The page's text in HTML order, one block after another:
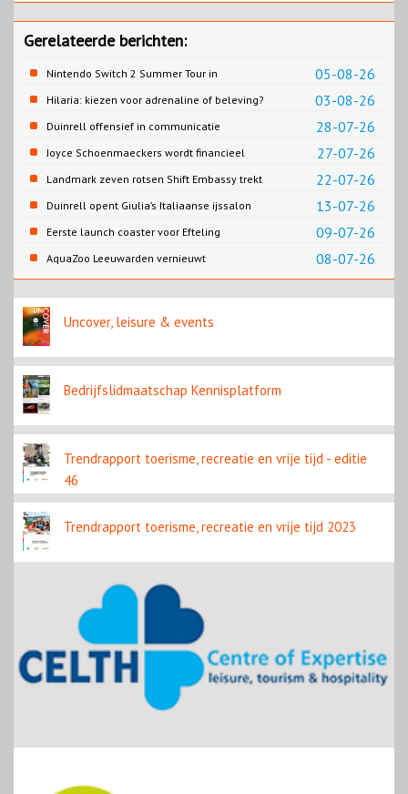
Gerelateerde berichten:
05-08-26
Nintendo Switch 2 Summer Tour in
Slagharen
03-08-26
Hilaria: kiezen voor adrenaline of beleving?
28-07-26
Duinrell offensief in communicatie
27-07-26
Joyce Schoenmaeckers wordt financieel
directeur Efteling
22-07-26
Landmark zeven rotsen Shift Embassy trekt
naar verwachting honderdduizenden
13-07-26
Duinrell opent Giulia’s Italiaanse ijssalon
09-07-26
Eerste launch coaster voor Efteling
08-07-26
AquaZoo Leeuwarden vernieuwt
onderwaterwerelden
Uncover, leisure & events
Bedrijfslidmaatschap Kennisplatform
Trendrapport toerisme, recreatie en vrije tijd - editie
46
Trendrapport toerisme, recreatie en vrije tijd 2023